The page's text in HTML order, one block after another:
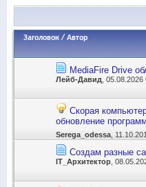
Заголовок / Автор
MediaFire Drive
Лейб-Давид , 05.08.2026
Скорая
обновление
Serega_odessa ,
Создам разные
IT_Архитектор ,